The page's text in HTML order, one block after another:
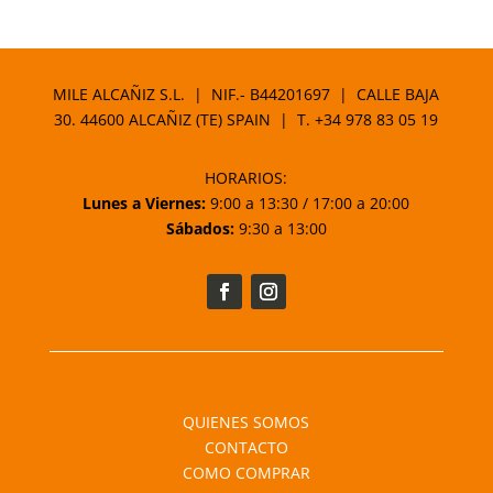
MILE ALCAÑIZ S.L. | NIF.- B44201697 | CALLE BAJA
30. 44600 ALCAÑIZ (TE) SPAIN | T.+34 978 83 05 19
HORARIOS:
Lunes a Viernes: 9:00 a 13:30 / 17:00 a 20:00
Sábados:9:30 a 13:00
QUIENES SOMOS
CONTACTO
COMO COMPRAR